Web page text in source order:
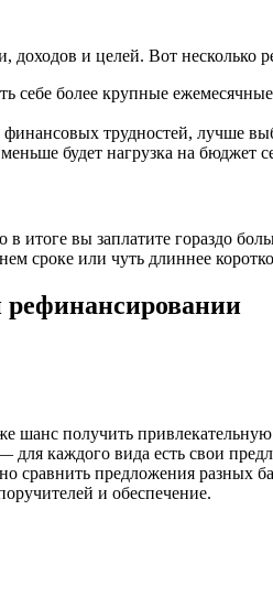
и целей. Вот несколько
себе более крупные
трудностей, лучше
будет нагрузка на бюджет
итоге вы заплатите гораздо
сроке или чуть длиннее
шанс получить привлекательную
для каждого вида есть свои
сравнить предложения разных
и обеспечение.